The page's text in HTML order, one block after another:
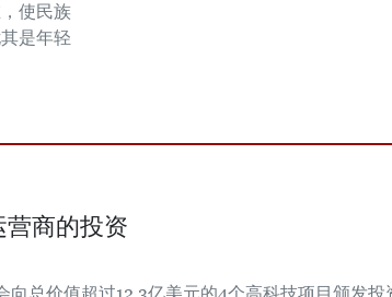
使民族
是年轻
商的投资